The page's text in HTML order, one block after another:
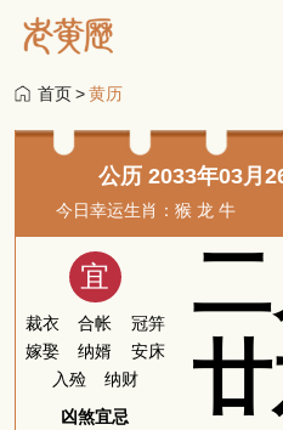
首页>黄历
公历 2033年03月
今日幸运生肖：猴 龙 牛
宜
裁衣 合帐
冠笄
嫁娶
纳婿
安床
入殓
纳财
凶煞宜忌
二